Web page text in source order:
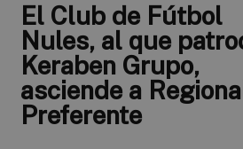
El Club de Fútbol
Nules, al que
Keraben Grupo,
asciende a
Preferente